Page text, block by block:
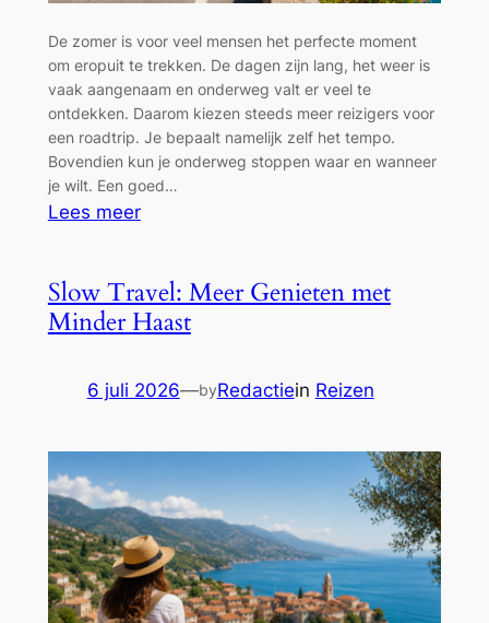
De zomer is voor veel mensen het perfecte moment
om eropuit te trekken. De dagen zijn lang, het weer is
vaak aangenaam en onderweg valt er veel te
ontdekken. Daarom kiezen steeds meer reizigers voor
een roadtrip. Je bepaalt namelijk zelf het tempo.
Bovendien kun je onderweg stoppen waar en wanneer
je wilt. Een goed…
Lees meer:
door
Europa:
routes
vakantie
Slow Travel: Meer Genieten met
Minder Haast
6 juli 2026—byRedactiein Reizen